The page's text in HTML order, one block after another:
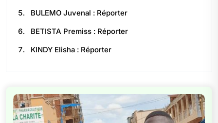
BULEMO Juvenal : Réporter
BETISTA Premiss : Réporter
KINDY Elisha : Réporter